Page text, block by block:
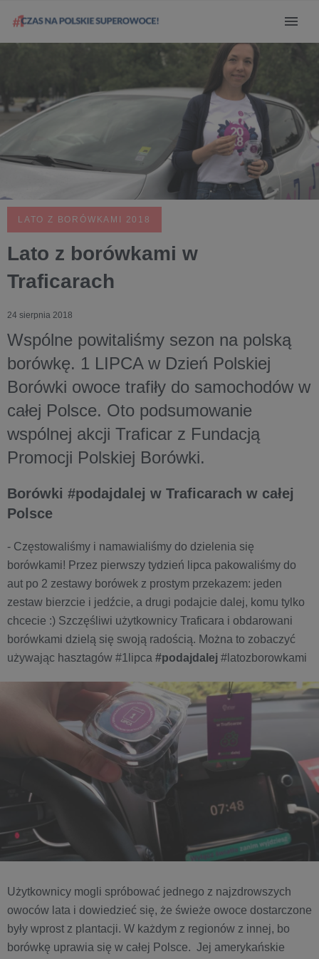
LATO Z BORÓWKAMI 2018
Lato z borówkami w
Traficarach
24 sierpnia 2018
Wspólne powitaliśmy sezon na polską
borówkę. 1 LIPCA w Dzień Polskiej
Borówki owoce trafiły do samochodów w
całej Polsce. Oto podsumowanie
wspólnej akcji Traficar z Fundacją
Promocji Polskiej Borówki.
Borówki #podajdalej w Traficarach w całej
Polsce
- Częstowaliśmy i namawialiśmy do dzielenia się
borówkami! Przez pierwszy tydzień lipca pakowaliśmy do
aut po 2 zestawy borówek z prostym przekazem: jeden
zestaw bierzcie i jedźcie, a drugi podajcie dalej, komu tylko
chcecie :) Szczęśliwi użytkownicy Traficara i obdarowani
borówkami dzielą się swoją radością. Można to zobaczyć
używając hasztagów #1lipca #podajdalej #latozborowkami
Użytkownicy mogli spróbować jednego z najzdrowszych
owoców lata i dowiedzieć się, że świeże owoce dostarczone
były wprost z plantacji. W każdym z regionów z innej, bo
borówkę uprawia się w całej Polsce. Jej amerykańskie